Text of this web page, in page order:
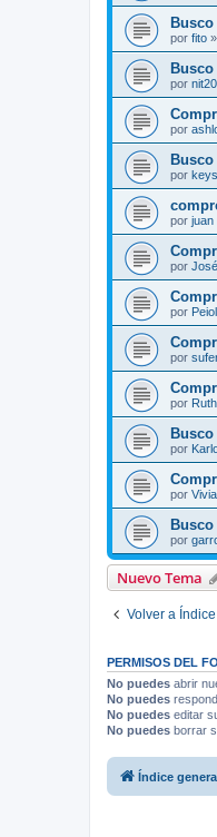
por fito »
por
por
por
por juan
por
por
por
por
por
por
por
Nuevo Tema
Volver a
PERMISOS DEL
No puedes abrir
No puedes
No puedes editar
No puedes borrar
Índice